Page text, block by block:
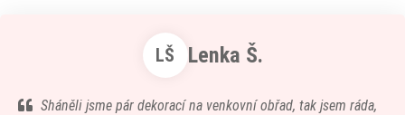
LŠ Lenka Š.
Sháněli jsme pár dekorací na venkovní obřad, tak jsem ráda,